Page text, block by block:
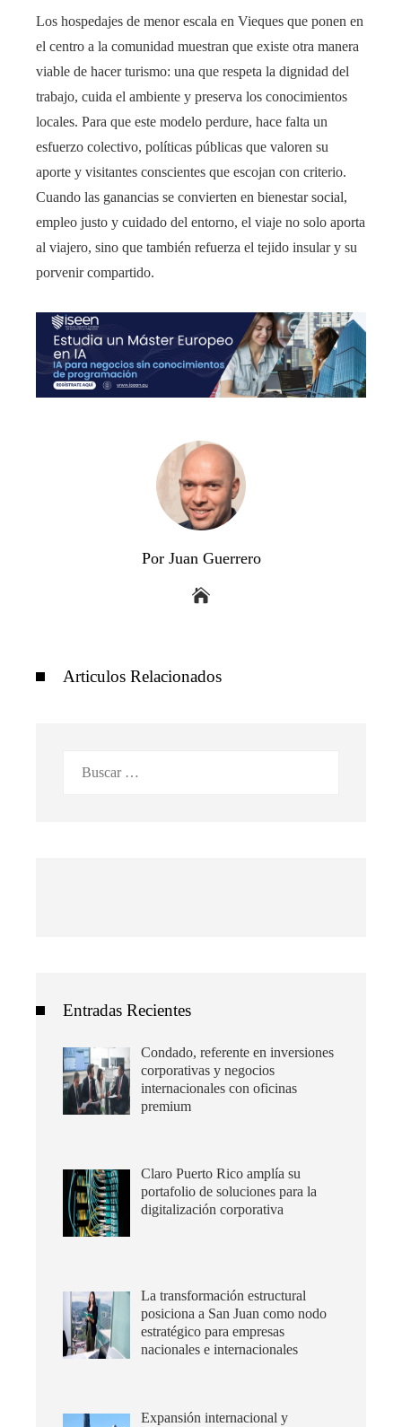
Los hospedajes de menor escala en Vieques que ponen en
el centro a la comunidad muestran que existe otra manera
viable de hacer turismo: una que respeta la dignidad del
trabajo, cuida el ambiente y preserva los conocimientos
locales. Para que este modelo perdure, hace falta un
esfuerzo colectivo, políticas públicas que valoren su
aporte y visitantes conscientes que escojan con criterio.
Cuando las ganancias se convierten en bienestar social,
empleo justo y cuidado del entorno, el viaje no solo aporta
al viajero, sino que también refuerza el tejido insular y su
porvenir compartido.
Por Juan Guerrero
Articulos Relacionados
Entradas Recientes
Condado, referente en inversiones
corporativas y negocios
internacionales con oficinas
premium
Claro Puerto Rico amplía su
portafolio de soluciones para la
digitalización corporativa
La transformación estructural
posiciona a San Juan como nodo
estratégico para empresas
nacionales e internacionales
Expansión internacional y